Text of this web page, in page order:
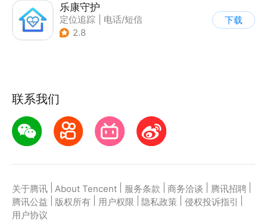
乐康守护
定位追踪
电话/短信
| 其他
2.8
下载
联系我们
关于腾讯 About Tencent 服务条款 商务洽谈 腾讯招聘
腾讯公益
版权所有 用户权限 隐私政策 侵权投诉指引
用户协议